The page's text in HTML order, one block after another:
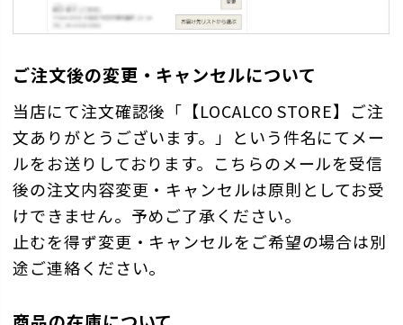
ご注文後の変更・キャンセルについて
当店にて注文確認後「【LOCALCO STORE】ご注
文ありがとうございます。」という件名にてメー
ルをお送りしております。こちらのメールを受信
後の注文内容変更・キャンセルは原則としてお受
けできません。予めご了承ください。
止むを得ず変更・キャンセルをご希望の場合は別
途ご連絡ください。